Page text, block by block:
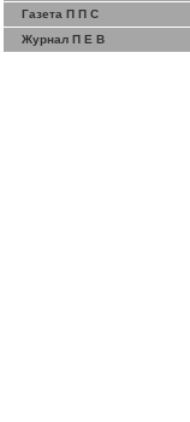
Газета П П С
Журнал П Е В